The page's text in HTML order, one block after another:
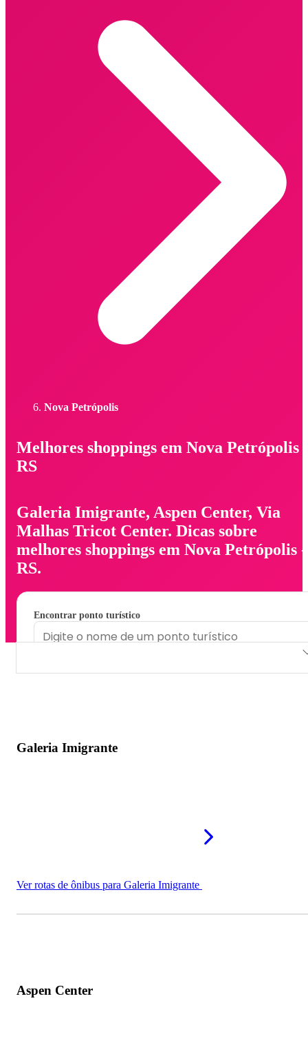
Nova Petrópolis
Melhores shoppings em Nova Petrópolis -
RS
Galeria Imigrante, Aspen Center, Via
Malhas Tricot Center. Dicas sobre
melhores shoppings em Nova Petrópolis -
RS.
Encontrar ponto turístico
Galeria Imigrante
Ver rotas de ônibus para Galeria Imigrante
Aspen Center